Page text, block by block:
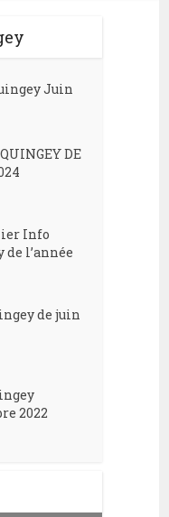
Juin
DE
Info
de l’année
de juin
2022